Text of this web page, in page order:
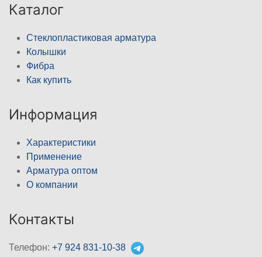
Каталог
Стеклопластиковая арматура
Колышки
Фибра
Как купить
Информация
Характеристики
Применение
Арматура оптом
О компании
Контакты
Телефон: +7 924 831-10-38